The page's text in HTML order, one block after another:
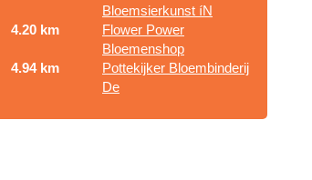
Bloemsierkunst íN
4.20 km
Flower Power
Bloemenshop
4.94 km
Pottekijker Bloembinderij
De